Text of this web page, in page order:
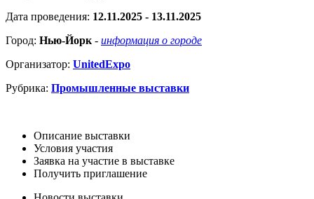
Дата проведения: 12.11.2025 - 13.11.2025
Город: Нью-Йорк - информация о городе
Организатор: UnitedExpo
Рубрика: Промышленные выставки
Описание выставки
Условия участия
Заявка на участие в выставке
Получить приглашение